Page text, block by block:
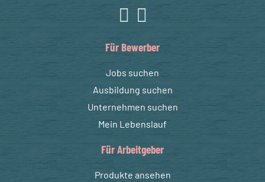
Für Bewerber
Jobs suchen
Ausbildung suchen
Unternehmen suchen
Mein Lebenslauf
Für Arbeitgeber
Produkte ansehen